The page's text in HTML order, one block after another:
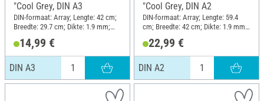
"Cool Grey, DIN A3
DIN-formaat: Array; Lengte: 42 cm;
Breedte: 29.7 cm; Dikte: 1.9 mm;
14,99 €
DIN A3
"Cool Grey, DIN A2
DIN-formaat: Array; Lengte: 59.4
cm; Breedte: 42 cm; Dikte: 1.9 mm;
22,99 €
DIN A2